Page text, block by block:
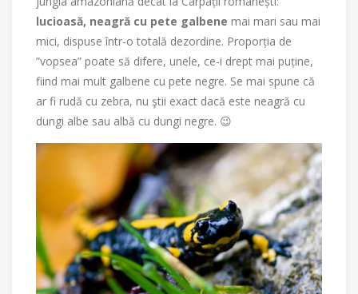
lucioasă, neagră cu pete galbene mai mari sau mai
mici, dispuse într-o totală dezordine. Proporția de
”vopsea” poate să difere, unele, ce-i drept mai puține,
fiind mai mult galbene cu pete negre. Se mai spune că
ar fi rudă cu zebra, nu ştii exact dacă este neagră cu
dungi albe sau albă cu dungi negre. 😉